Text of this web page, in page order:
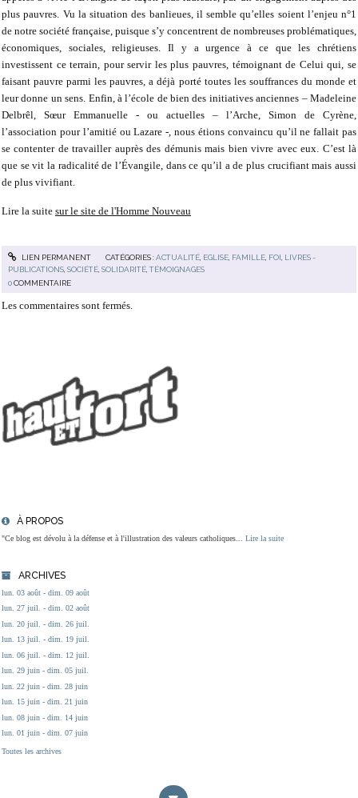
À PROPOS
"Ce blog est dévolu à la défense et à l'illustration des valeurs catholiques... Lire la suite
ARCHIVES
lun. 03 août - dim. 09 août
lun. 27 juil. - dim. 02 août
lun. 20 juil. - dim. 26 juil.
lun. 13 juil. - dim. 19 juil.
lun. 06 juil. - dim. 12 juil.
lun. 29 juin - dim. 05 juil.
lun. 22 juin - dim. 28 juin
lun. 15 juin - dim. 21 juin
lun. 08 juin - dim. 14 juin
lun. 01 juin - dim. 07 juin
Toutes les archives
plus pauvres. Vu la situation des banlieues, il semble qu’elles soient l’enjeu n°1
de notre société française, puisque s’y concentrent de nombreuses problématiques,
économiques, sociales, religieuses. Il y a urgence à ce que les chrétiens
investissent ce terrain, pour servir les plus pauvres, témoignant de Celui qui, se
faisant pauvre parmi les pauvres, a déjà porté toutes les souffrances du monde et
leur donne un sens. Enfin, à l’école de bien des initiatives anciennes – Madeleine
Delbrêl, Sœur Emmanuelle - ou actuelles – l’Arche, Simon de Cyrène,
l’association pour l’amitié ou Lazare -, nous étions convaincu qu’il ne fallait pas
se contenter de travailler auprès des démunis mais bien vivre avec eux. C’est là
que se vit la radicalité de l’Évangile, dans ce qu’il a de plus crucifiant mais aussi
de plus vivifiant.
Lire la suite sur le site de l'Homme Nouveau
LIEN PERMANENT CATÉGORIES :ACTUALITÉ, EGLISE, FAMILLE, FOI LIVRES -
PUBLICATIONS,SOCIÉTÉ,SOLIDARITÉ,TÉMOIGNAGES
0COMMENTAIRE
Les commentaires sont fermés.